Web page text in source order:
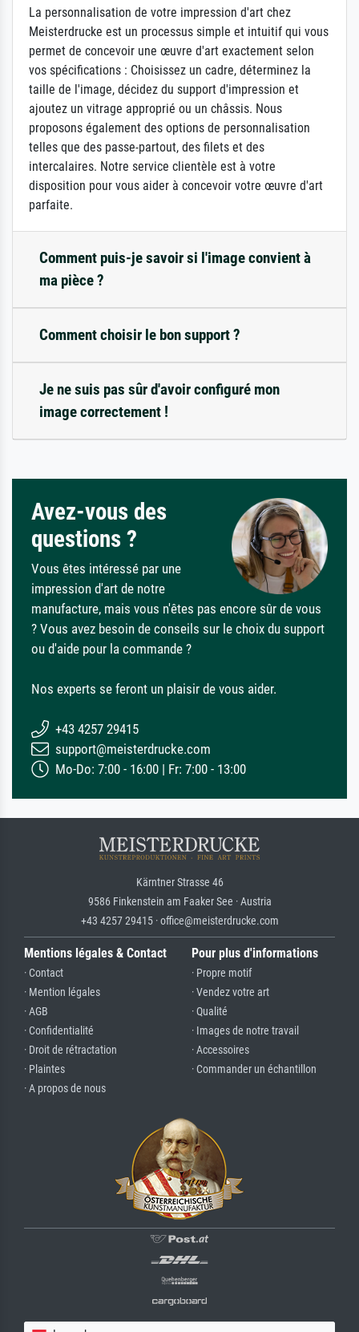
La personnalisation de votre impression d'art chez
Meisterdrucke est un processus simple et intuitif qui vous
permet de concevoir une œuvre d'art exactement selon
vos spécifications : Choisissez un cadre, déterminez la
taille de l'image, décidez du support d'impression et
ajoutez un vitrage approprié ou un châssis. Nous
proposons également des options de personnalisation
telles que des passe-partout, des filets et des
intercalaires. Notre service clientèle est à votre
disposition pour vous aider à concevoir votre œuvre d'art
parfaite.
Comment puis-je savoir si l'image convient à
ma pièce ?
Comment choisir le bon support ?
Je ne suis pas sûr d'avoir configuré mon
image correctement !
Avez-vous des
questions ?
Vous êtes intéressé par une
impression d'art de notre
manufacture, mais vous n'êtes pas encore sûr de vous
? Vous avez besoin de conseils sur le choix du support
ou d'aide pour la commande ?
Nos experts se feront un plaisir de vous aider.
+43 4257 29415
support@meisterdrucke.com
Mo-Do: 7:00 - 16:00 | Fr: 7:00 - 13:00
Kärntner Strasse 46
9586 Finkenstein am Faaker See · Austria
+43 4257 29415 · office@meisterdrucke.com
Mentions légales & Contact
· Contact
· Mention légales
· AGB
· Confidentialité
· Droit de rétractation
· Plaintes
· A propos de nous
Pour plus d'informations
· Propre motif
· Vendez votre art
· Qualité
· Images de notre travail
· Accessoires
· Commander un échantillon